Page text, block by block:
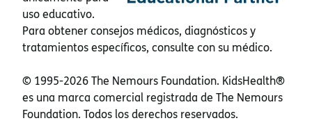
uso educativo.
Para obtener consejos médicos, diagnósticos y
tratamientos específicos, consulte con su médico.
© 1995-2026 The Nemours Foundation. KidsHealth®
es una marca comercial registrada de The Nemours
Foundation. Todos los derechos reservados.